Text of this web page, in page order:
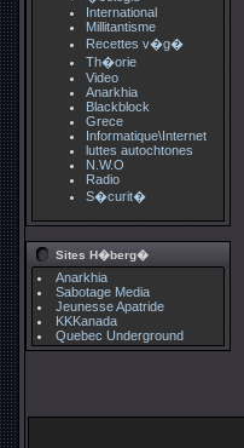
International
Millitantisme
Recettes v�g�
Th�orie
Video
Anarkhia
Blackblock
Grece
Informatique\Internet
luttes autochtones
N.W.O
Radio
S�curit�
Sites H�berg�
Anarkhia
Sabotage Media
Jeunesse Apatride
KKKanada
Quebec Underground